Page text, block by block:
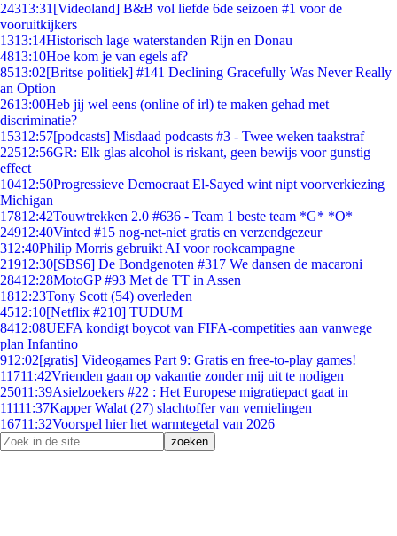
24313:31 [Videoland] B&B vol liefde 6de seizoen #1 voor de
vooruitkijkers
1313:14Historisch lage waterstanden Rijn en Donau
4813:10Hoe kom je van egels af?
8513:02[Britse politiek] #141 Declining Gracefully Was Never Really
an Option
2613:00Heb jij wel eens (online of irl) te maken gehad met
discriminatie?
15312:57[podcasts] Misdaad podcasts #3 - Twee weken taakstraf
22512:56GR: Elk glas alcohol is riskant, geen bewijs voor gunstig
effect
10412:50Progressieve Democraat El-Sayed wint nipt voorverkiezing
Michigan
17812:42Touwtrekken 2.0 #636 - Team 1 beste team *G* *O*
24912:40Vinted #15 nog-net-niet gratis en verzendgezeur
312:40Philip Morris gebruikt AI voor rookcampagne
21912:30[SBS6] De Bondgenoten #317 We dansen de macaroni
28412:28MotoGP #93 Met de TT in Assen
1812:23Tony Scott (54) overleden
4512:10[Netflix #210] TUDUM
8412:08UEFA kondigt boycot van FIFA-competities aan vanwege
plan Infantino
912:02[gratis] Videogames Part 9: Gratis en free-to-play games!
11711:42Vrienden gaan op vakantie zonder mij uit te nodigen
25011:39Asielzoekers #22 : Het Europese migratiepact gaat in
11111:37Kapper Walat (27) slachtoffer van vernielingen
16711:32Voorspel hier het warmtegetal van 2026